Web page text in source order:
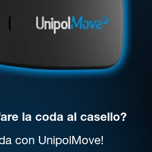
la coda al casello?
con UnipolMove!